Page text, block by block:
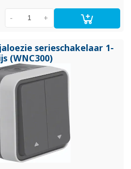
+
-
serieschakelaar 1-
(WNC300)